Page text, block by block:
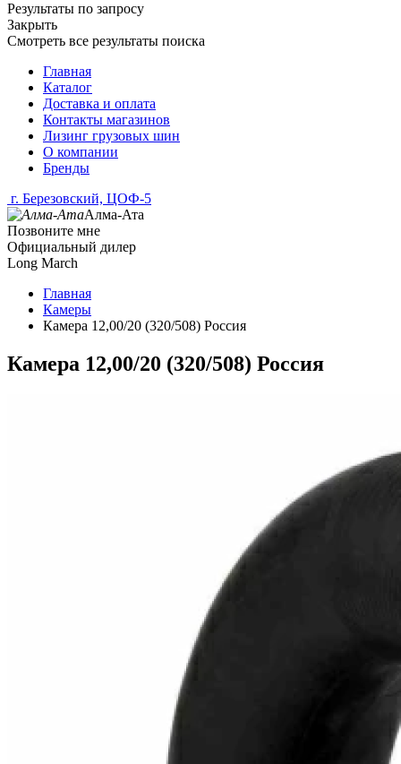
Результаты по запросу
Закрыть
Смотреть все результаты поиска
Главная
Каталог
Доставка и оплата
Контакты магазинов
Лизинг грузовых шин
О компании
Бренды
г. Березовский, ЦОФ-5
Алма-Ата
Позвоните мне
Официальный дилер
Long March
Главная
Камеры
Камера 12,00/20 (320/508) Россия
Камера 12,00/20 (320/508) Россия